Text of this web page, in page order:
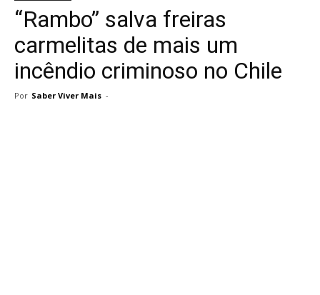
“Rambo” salva freiras
carmelitas de mais um
incêndio criminoso no Chile
Por Saber Viver Mais -